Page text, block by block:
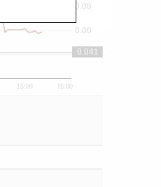
15:00 16:00
0.04
0.06
0.08
0.041